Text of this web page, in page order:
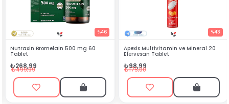
%46
60
%43
Apexis Multivitamin ve Mineral 20
Efervesan Tablet
Silenzio Sprey 30 ml